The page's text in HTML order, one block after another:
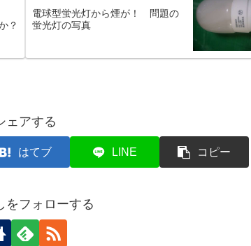
？
電球型蛍光灯から煙が！ 問題の
蛍光灯の写真
ェアする
はてブ LINE コピー
をフォローする